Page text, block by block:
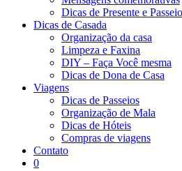
Dicas de Presente e Passeios
Dicas de Casada
Organização da casa
Limpeza e Faxina
DIY – Faça Você mesma
Dicas de Dona de Casa
Viagens
Dicas de Passeios
Organização de Mala
Dicas de Hóteis
Compras de viagens
Contato
0